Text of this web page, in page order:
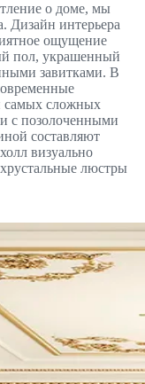
о доме, мы
Дизайн интерьера
ощущение
пол, украшенный
завитками. В
самых сложных
с позолоченными
составляют
визуально
люстры